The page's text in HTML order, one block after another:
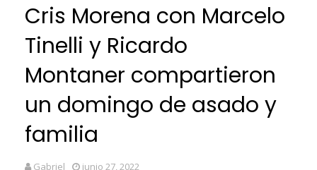
Cris Morena con Marcelo
Tinelli y Ricardo
Montaner compartieron
un domingo de asado y
familia
Gabriel junio 27, 2022